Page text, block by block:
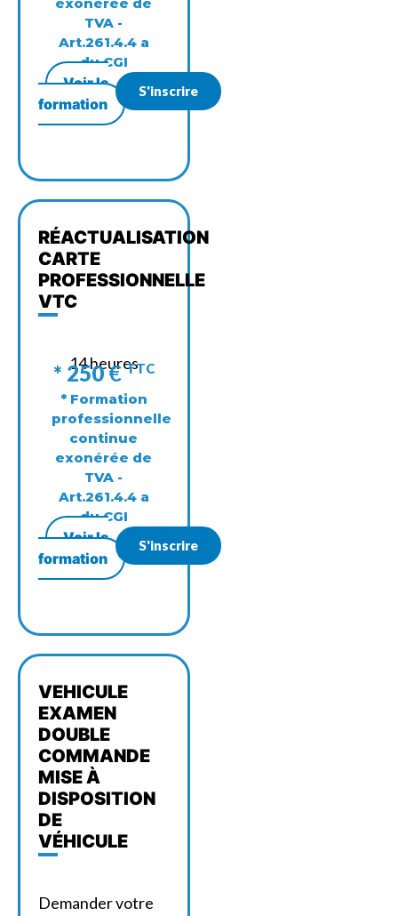
exonérée de
TVA -
Art.261.4.4 a
du CGI
Voir la
formation
S'inscrire
RÉACTUALISATION
CARTE
PROFESSIONNELLE
VTC
14 heures
* 250€TTC
* Formation
professionnelle
continue
exonérée de
TVA -
Art.261.4.4 a
du CGI
Voir la
formation
S'inscrire
VEHICULE
EXAMEN
DOUBLE
COMMANDE
MISE À
DISPOSITION
DE
VÉHICULE
Demander votre